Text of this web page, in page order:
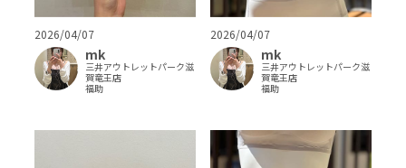
2026/04/07
mk
三井アウトレットパーク滋
賀竜王店
福助
2026/04/07
mk
三井アウトレットパーク滋
賀竜王店
福助